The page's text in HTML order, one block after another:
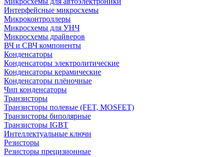
Интерфейсные микросхемы
Микроконтроллеры
Микросхемы для УНЧ
Микросхемы драйверов
ВЧ и СВЧ компоненты
Конденсаторы
Конденсаторы электролитические
Конденсаторы керамические
Конденсаторы плёночные
Чип конденсаторы
Транзисторы
Транзисторы полевые (FET, MOSFET)
Транзисторы биполярные
Транзисторы IGBT
Интеллектуальные ключи
Резисторы
Резисторы прецизионные